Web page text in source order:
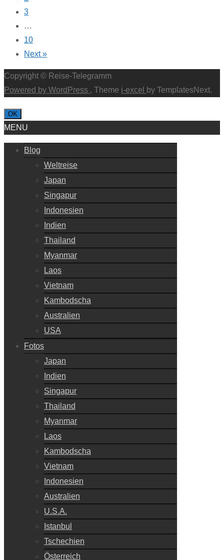
navigation
3
…
10
Next »
Copyright © Reise-Telegramm
Powered by WordPress , Theme i-excel by TemplatesNext.
OK
MENU
Blog
Weltreise
Japan
Singapur
Indonesien
Indien
Thailand
Myanmar
Laos
Vietnam
Kambodscha
Australien
USA
Fotos
Japan
Indien
Singapur
Thailand
Myanmar
Laos
Kambodscha
Vietnam
Indonesien
Australien
U.S.A.
Istanbul
Tschechien
Österreich